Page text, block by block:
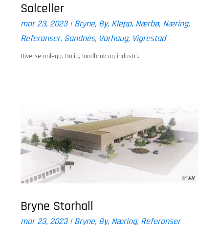
Solceller
mar 23, 2023|Bryne, By, Klepp, Nærbø, Næring,
Referanser, Sandnes, Varhaug, Vigrestad
Diverse anlegg. Bolig, landbruk og industri.
Bryne Storhall
mar 23, 2023|Bryne, By, Næring, Referanser